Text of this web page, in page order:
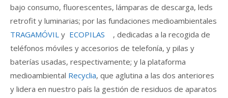
bajo consumo, fluorescentes, lámparas de descarga, leds
retrofit y luminarias; por las fundaciones medioambientales
TRAGAMÓVIL y ECOPILAS , dedicadas a la recogida de
teléfonos móviles y accesorios de telefonía, y pilas y
baterías usadas, respectivamente; y la plataforma
medioambiental Recyclia, que aglutina a las dos anteriores
y lidera en nuestro país la gestión de residuos de aparatos